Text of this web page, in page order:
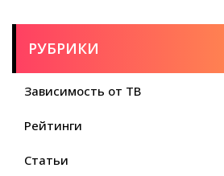
РУБРИКИ
Зависимость от ТВ
Рейтинги
Статьи